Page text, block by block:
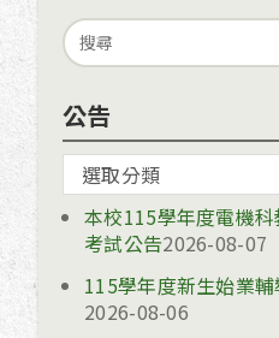
Search
for:
公告
告
選取分類
本校115學年度電機
考試公告2026-08-07
115學年度新生始業
2026-08-06